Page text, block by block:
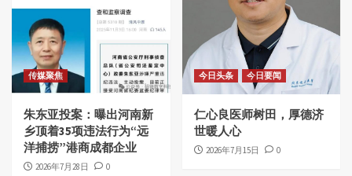
传媒聚焦
朱东亚投案：曝出河南新
乡顶着35项违法行为“远
洋捕捞”港商成都企业
2026年7月28日 0
今日头条 今日要闻
仁心良医师树田，厚德济
世暖人心
2026年7月15日 0